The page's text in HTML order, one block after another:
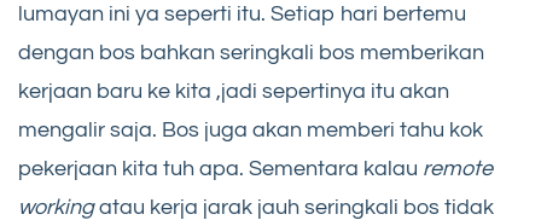
lumayan ini ya seperti itu. Setiap hari bertemu
dengan bos bahkan seringkali bos memberikan
kerjaan baru ke kita ,jadi sepertinya itu akan
mengalir saja. Bos juga akan memberi tahu kok
pekerjaan kita tuh apa. Sementara kalau remote
workingatau kerja jarak jauh seringkali bos tidak